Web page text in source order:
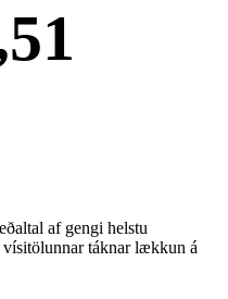
af gengi helstu
táknar lækkun á